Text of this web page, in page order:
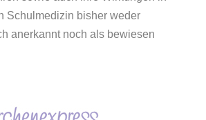
Schulmedizin bisher weder
anerkannt noch als bewiesen